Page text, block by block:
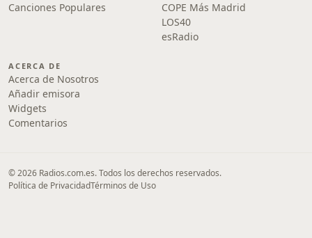
Canciones Populares
COPE Más Madrid
LOS40
esRadio
ACERCA DE
Acerca de Nosotros
Añadir emisora
Widgets
Comentarios
© 2026 Radios.com.es. Todos los derechos reservados.
Política de PrivacidadTérminos de Uso